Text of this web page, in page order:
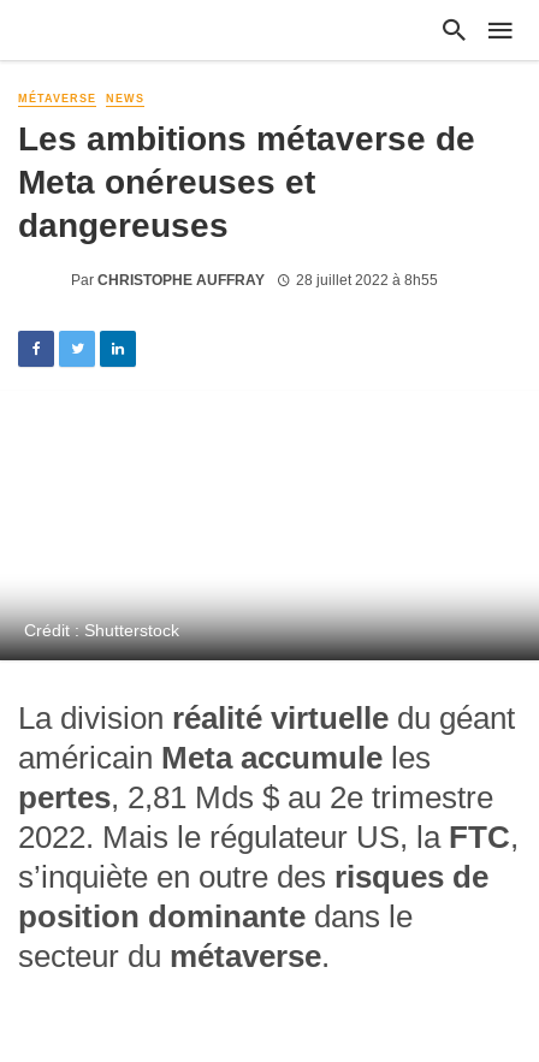
MÉTAVERSE NEWS
Les ambitions métaverse de
Meta onéreuses et
dangereuses
Par CHRISTOPHE AUFFRAY 28 juillet 2022 à 8h55
Crédit : Shutterstock
La division réalité virtuelle du géant
américain Meta accumule les
pertes, 2,81 Mds $ au 2e trimestre
2022. Mais le régulateur US, la FTC,
s’inquiète en outre des risques de
position dominante dans le
secteur du métaverse.